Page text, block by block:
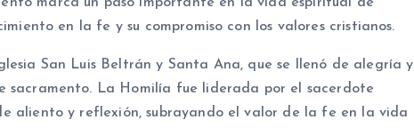
en la fe y su compromiso con los valores cristianos.
San Luis Beltrán y Santa Ana, que se llenó de alegría y
sacramento. La Homilía fue liderada por el sacerdote
aliento y reflexión, subrayando el valor de la fe en la vida